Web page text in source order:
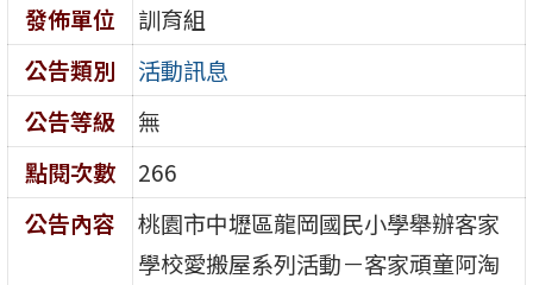
發佈單位
訓育組
公告類別
活動訊息
公告等級
無
點閱次數
266
公告內容
桃園市中壢區龍岡國民小學舉辦客家
學校愛搬屋系列活動－客家頑童阿淘